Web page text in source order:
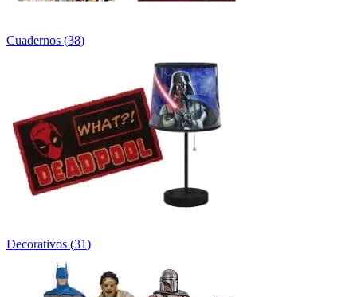
Cuadernos (38)
Decorativos (31)